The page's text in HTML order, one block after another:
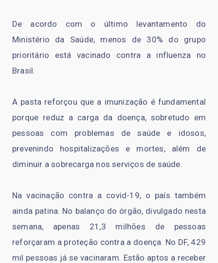
De acordo com o último levantamento do
Ministério da Saúde, menos de 30% do grupo
prioritário está vacinado contra a influenza no
Brasil.
A pasta reforçou que a imunização é fundamental
porque reduz a carga da doença, sobretudo em
pessoas com problemas de saúde e idosos,
prevenindo hospitalizações e mortes, além de
diminuir a sobrecarga nos serviços de saúde.
Na vacinação contra a covid-19, o país também
ainda patina. No balanço do órgão, divulgado nesta
semana, apenas 21,3 milhões de pessoas
reforçaram a proteção contra a doença. No DF, 429
mil pessoas já se vacinaram. Estão aptos a receber